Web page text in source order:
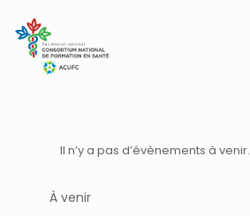
Il n’y a pas d’évènements à venir.
À venir